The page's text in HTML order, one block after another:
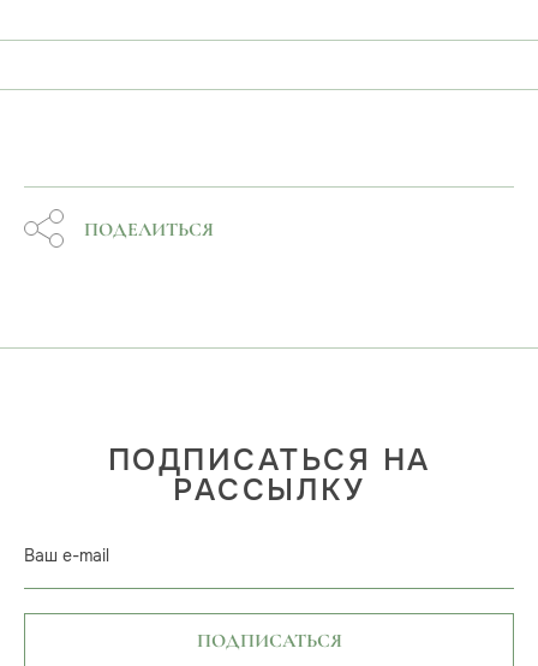
ПОДЕЛИТЬСЯ
ПОДПИСАТЬСЯ НА
РАССЫЛКУ
Ваш e-mail
ПОДПИСАТЬСЯ